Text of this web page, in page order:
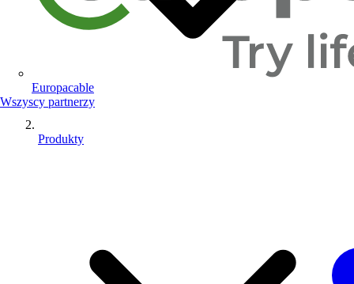
Europacable
Wszyscy partnerzy
Produkty